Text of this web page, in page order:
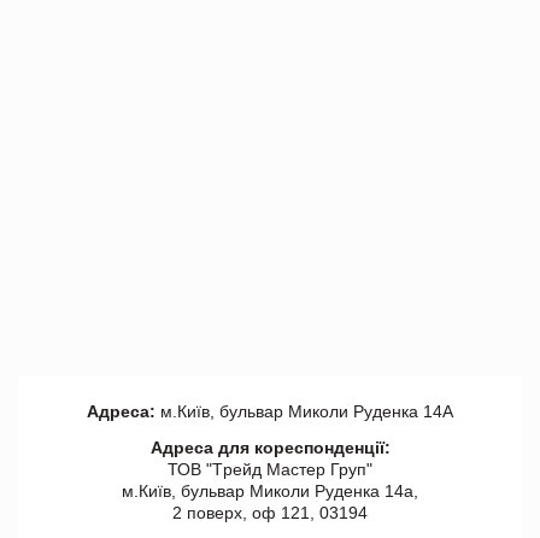
Адреса: м.Київ, бульвар Миколи Руденка 14А
Адреса для кореспонденції:
ТОВ "Tрейд Мастер Груп"
м.Київ, бульвар Миколи Руденка 14а,
2 поверх, оф 121, 03194